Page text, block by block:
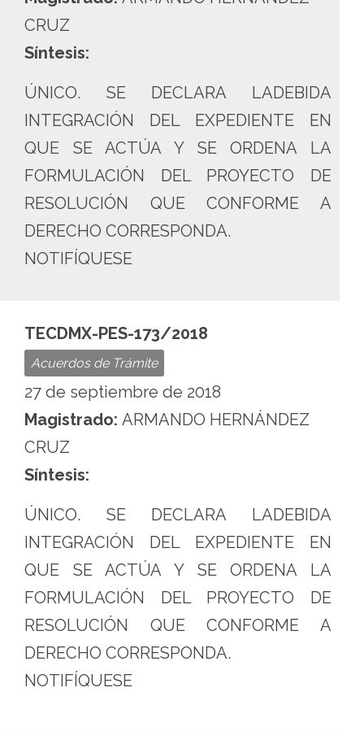
CRUZ
Síntesis:
ÚNICO. SE DECLARA LADEBIDA
INTEGRACIÓN DEL EXPEDIENTE EN
QUE SE ACTÚA Y SE ORDENA LA
FORMULACIÓN DEL PROYECTO DE
RESOLUCIÓN QUE CONFORME A
DERECHO CORRESPONDA.
NOTIFÍQUESE
TECDMX-PES-173/2018
Acuerdos de Trámite
27 de septiembre de 2018
Magistrado: ARMANDO HERNÁNDEZ
CRUZ
Síntesis:
ÚNICO. SE DECLARA LADEBIDA
INTEGRACIÓN DEL EXPEDIENTE EN
QUE SE ACTÚA Y SE ORDENA LA
FORMULACIÓN DEL PROYECTO DE
RESOLUCIÓN QUE CONFORME A
DERECHO CORRESPONDA.
NOTIFÍQUESE